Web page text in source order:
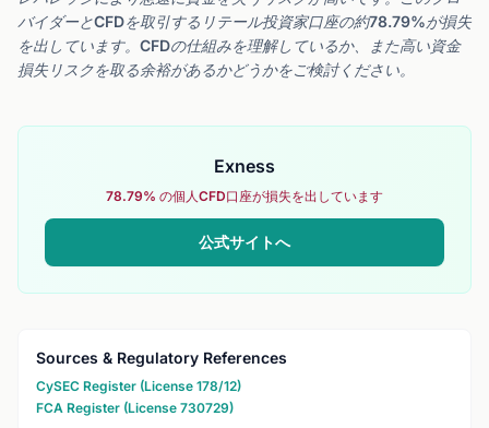
バイダーとCFDを取引するリテール投資家口座の約78.79%が損失
を出しています。CFDの仕組みを理解しているか、また高い資金
損失リスクを取る余裕があるかどうかをご検討ください。
Exness
78.79% の個人CFD口座が損失を出しています
公式サイトへ
Sources & Regulatory References
CySEC Register (License 178/12)
FCA Register (License 730729)